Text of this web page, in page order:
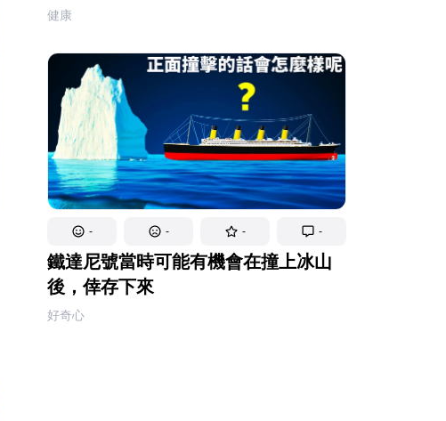
健康
- - - -
鐵達尼號當時可能有機會在撞上冰山
後，倖存下來
好奇心